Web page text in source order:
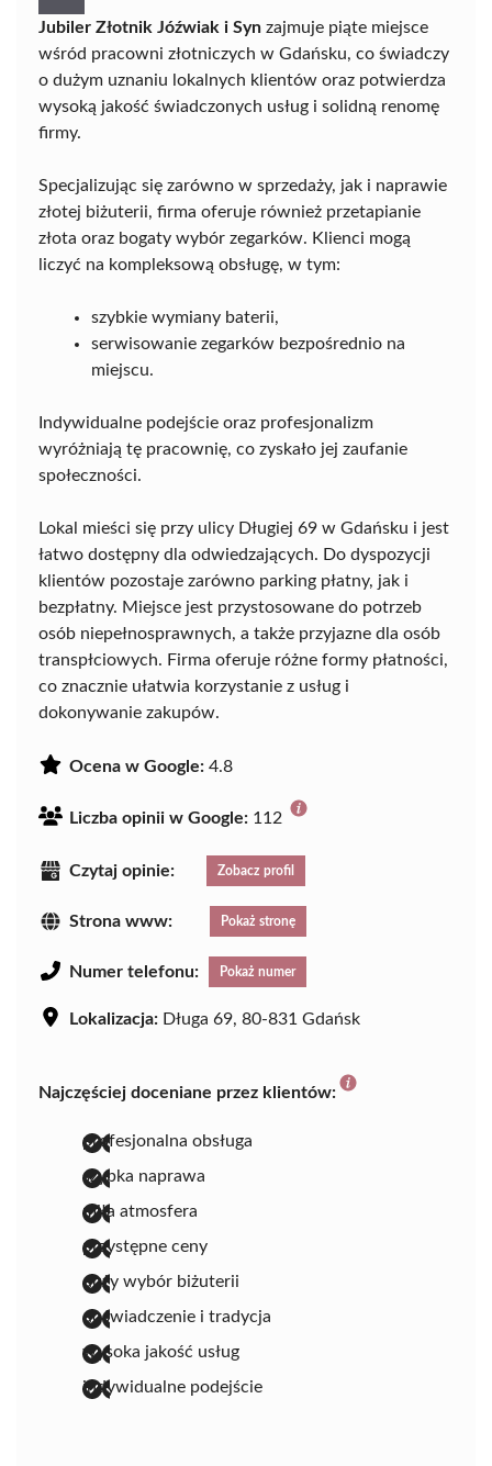
Jubiler Złotnik Jóźwiak i Syn zajmuje piąte miejsce
wśród pracowni złotniczych w Gdańsku, co świadczy
o dużym uznaniu lokalnych klientów oraz potwierdza
wysoką jakość świadczonych usług i solidną renomę
firmy.
Specjalizując się zarówno w sprzedaży, jak i naprawie
złotej biżuterii, firma oferuje również przetapianie
złota oraz bogaty wybór zegarków. Klienci mogą
liczyć na kompleksową obsługę, w tym:
szybkie wymiany baterii,
serwisowanie zegarków bezpośrednio na
miejscu.
Indywidualne podejście oraz profesjonalizm
wyróżniają tę pracownię, co zyskało jej zaufanie
społeczności.
Lokal mieści się przy ulicy Długiej 69 w Gdańsku i jest
łatwo dostępny dla odwiedzających. Do dyspozycji
klientów pozostaje zarówno parking płatny, jak i
bezpłatny. Miejsce jest przystosowane do potrzeb
osób niepełnosprawnych, a także przyjazne dla osób
transpłciowych. Firma oferuje różne formy płatności,
co znacznie ułatwia korzystanie z usług i
dokonywanie zakupów.
Ocena w Google: 4.8
Liczba opinii w Google: 112
Czytaj opinie: Zobacz profil
Strona www: Pokaż stronę
Numer telefonu: Pokaż numer
Lokalizacja: Długa 69, 80-831 Gdańsk
Najczęściej doceniane przez klientów:
profesjonalna obsługa
szybka naprawa
miła atmosfera
przystępne ceny
duży wybór biżuterii
doświadczenie i tradycja
wysoka jakość usług
indywidualne podejście